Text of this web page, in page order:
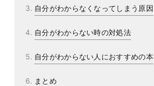
自分がわからなくなってしまう原因
自分がわからない時の対処法
自分がわからない人におすすめの本
まとめ